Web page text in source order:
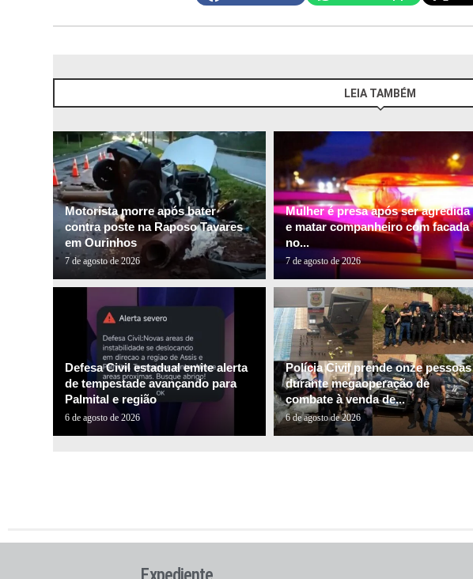
LEIA TAMBÉM
Motorista morre após bater
contra poste na Raposo Tavares
em Ourinhos
7 de agosto de 2026
Mulher é presa após ser agredida
e matar companheiro com facada
no...
7 de agosto de 2026
Defesa Civil estadual emite alerta
de tempestade avançando para
Palmital e região
6 de agosto de 2026
Polícia Civil prende onze pessoas
durante megaoperação de
combate à venda de...
6 de agosto de 2026